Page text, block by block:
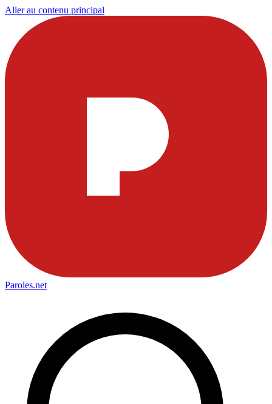
Aller au contenu principal
Paroles.net